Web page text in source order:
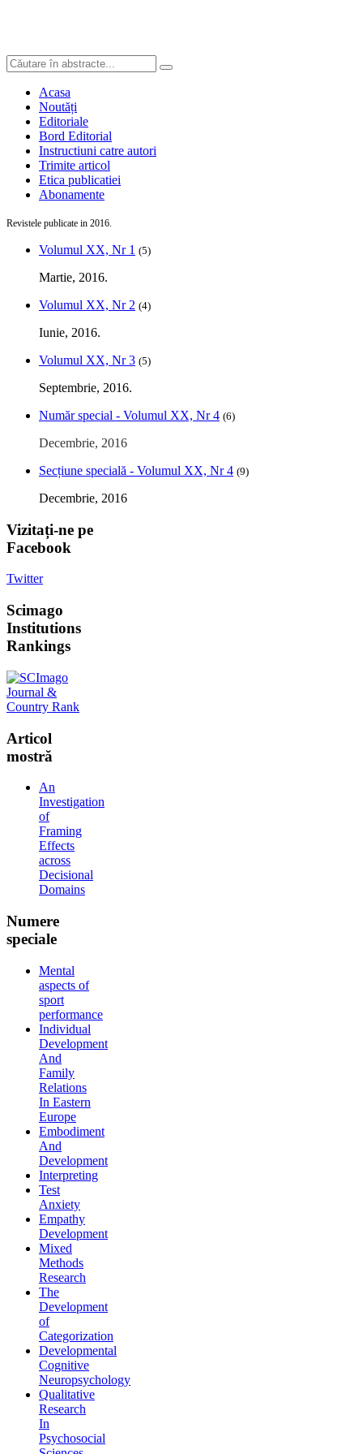
Acasa
Noutăți
Editoriale
Bord Editorial
Instructiuni catre autori
Trimite articol
Etica publicatiei
Abonamente
Revistele publicate in 2016.
Volumul XX, Nr 1 (5)
Martie, 2016.
Volumul XX, Nr 2 (4)
Iunie, 2016.
Volumul XX, Nr 3 (5)
Septembrie, 2016.
Număr special - Volumul XX, Nr 4 (6)
Decembrie, 2016
Secțiune specială - Volumul XX, Nr 4 (9)
Decembrie, 2016
Vizitați-ne pe
Facebook
Twitter
Scimago
Institutions
Rankings
Articol
mostră
An
Investigation
of
Framing
Effects
across
Decisional
Domains
Numere
speciale
Mental
aspects of
sport
performance
Individual
Development
And
Family
Relations
In Eastern
Europe
Embodiment
And
Development
Interpreting
Test
Anxiety
Empathy
Development
Mixed
Methods
Research
The
Development
of
Categorization
Developmental
Cognitive
Neuropsychology
Qualitative
Research
In
Psychosocial